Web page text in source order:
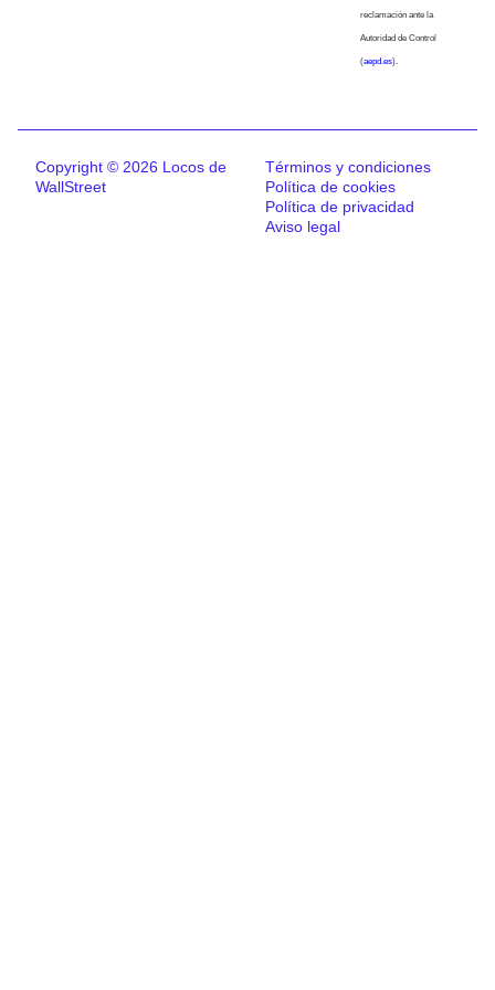
reclamación ante la
Autoridad de Control
(aepd.es).
Copyright © 2026 Locos de
WallStreet
Términos y condiciones
Política de cookies
Política de privacidad
Aviso legal